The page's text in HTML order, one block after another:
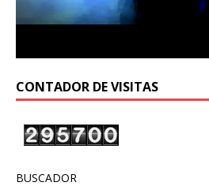
CONTADOR DE VISITAS
BUSCADOR